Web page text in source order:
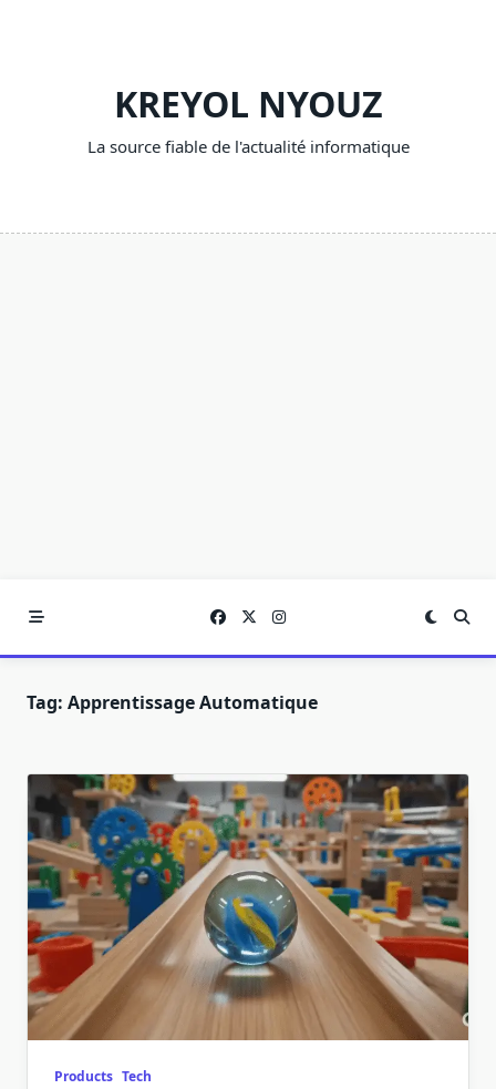
KREYOL NYOUZ
La source fiable de l'actualité informatique
Tag: Apprentissage Automatique
Products Tech